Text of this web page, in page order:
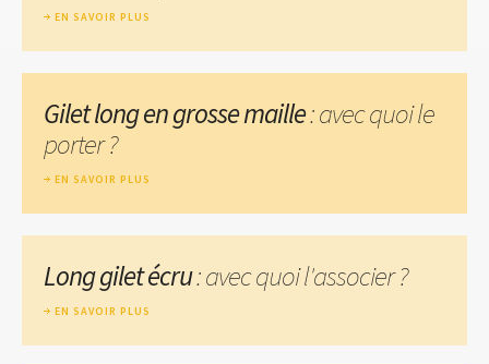
EN SAVOIR PLUS
Gilet long en grosse maille: avec quoi le
porter ?
EN SAVOIR PLUS
Long gilet écru: avec quoi l'associer ?
EN SAVOIR PLUS